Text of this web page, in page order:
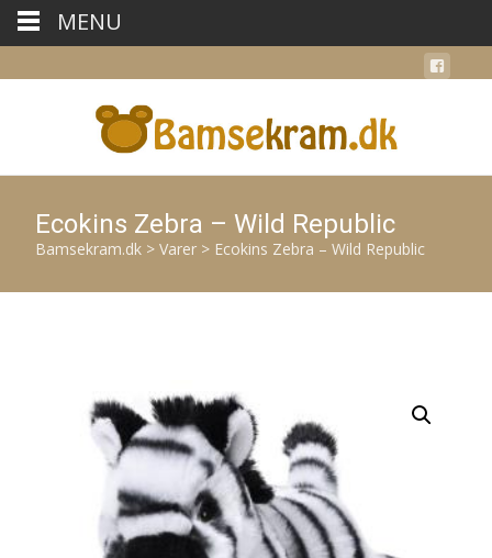
Ecokins Zebra – Wild Republic
Bamsekram.dk > Varer > Ecokins Zebra – Wild Republic
MENU